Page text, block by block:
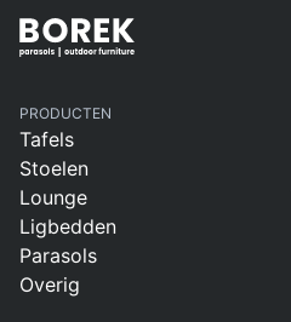
PRODUCTEN
Tafels
Stoelen
Lounge
Ligbedden
Parasols
Overig